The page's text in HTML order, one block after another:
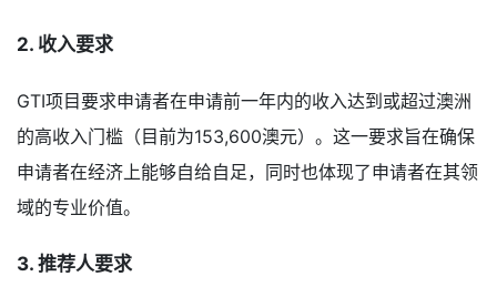
2. 收入要求
GTI项目要求申请者在申请前一年内的收入达到或超过澳洲
的高收入门槛（目前为153,600澳元）。这一要求旨在确保
申请者在经济上能够自给自足，同时也体现了申请者在其领
域的专业价值。
3. 推荐人要求